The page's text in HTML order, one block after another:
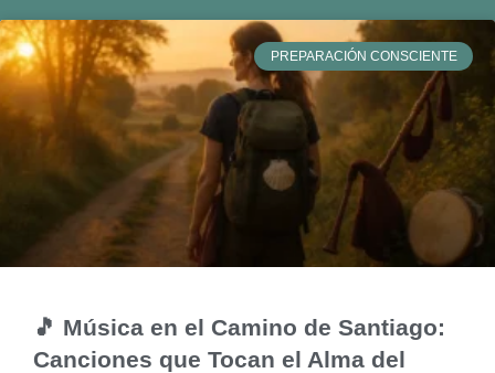
PREPARACIÓN CONSCIENTE
🎵 Música en el Camino de Santiago:
Canciones que Tocan el Alma del